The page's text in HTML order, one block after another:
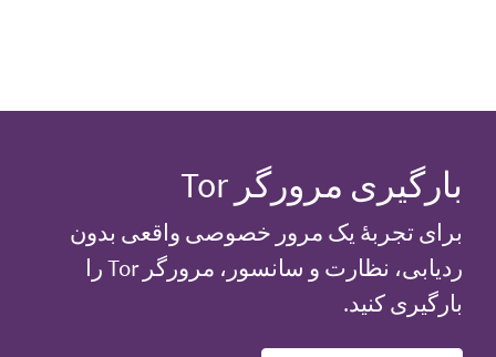
بارگیری مرورگر Tor
برای تجربهٔ یک مرور خصوصی واقعی بدون
ردیابی، نظارت و سانسور، مرورگر Tor را
بارگیری کنید.